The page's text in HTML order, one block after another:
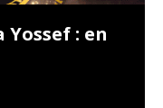
: en